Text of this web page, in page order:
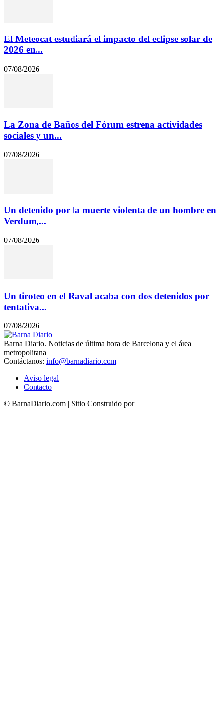
El Meteocat estudiará el impacto del eclipse solar de
2026 en...
07/08/2026
La Zona de Baños del Fórum estrena actividades
sociales y un...
07/08/2026
Un detenido por la muerte violenta de un hombre en
Verdum,...
07/08/2026
Un tiroteo en el Raval acaba con dos detenidos por
tentativa...
07/08/2026
Barna Diario. Noticias de última hora de Barcelona y el área
metropolitana
Contáctanos: info@barnadiario.com
Aviso legal
Contacto
© BarnaDiario.com | Sitio Construido por